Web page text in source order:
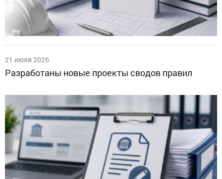
21 июля 2026
Разработаны новые проекты сводов правил